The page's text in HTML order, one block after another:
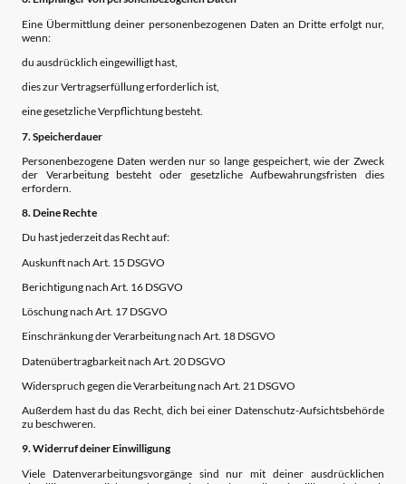
Eine Übermittlung deiner personenbezogenen Daten an Dritte erfolgt nur,
wenn:
du ausdrücklich eingewilligt hast,
dies zur Vertragserfüllung erforderlich ist,
eine gesetzliche Verpflichtung besteht.
7. Speicherdauer
Personenbezogene Daten werden nur so lange gespeichert, wie der Zweck
der Verarbeitung besteht oder gesetzliche Aufbewahrungsfristen dies
erfordern.
8. Deine Rechte
Du hast jederzeit das Recht auf:
Auskunft nach Art. 15 DSGVO
Berichtigung nach Art. 16 DSGVO
Löschung nach Art. 17 DSGVO
Einschränkung der Verarbeitung nach Art. 18 DSGVO
Datenübertragbarkeit nach Art. 20 DSGVO
Widerspruch gegen die Verarbeitung nach Art. 21 DSGVO
Außerdem hast du das Recht, dich bei einer Datenschutz-Aufsichtsbehörde
zu beschweren.
9. Widerruf deiner Einwilligung
Viele Datenverarbeitungsvorgänge sind nur mit deiner ausdrücklichen